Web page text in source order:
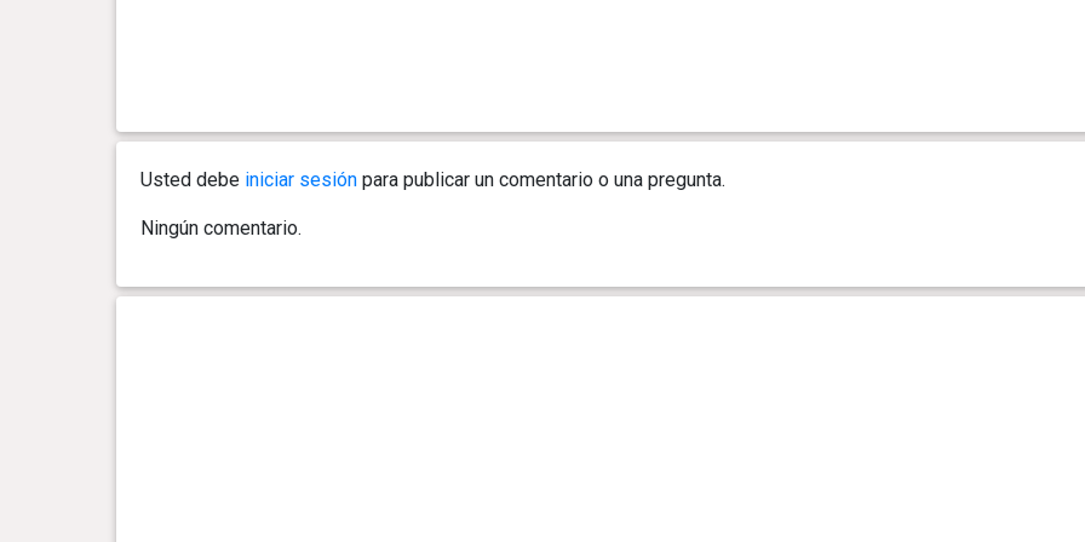
Usted debe iniciar sesiónpara publicar un comentario o una pregunta.
Ningún comentario.